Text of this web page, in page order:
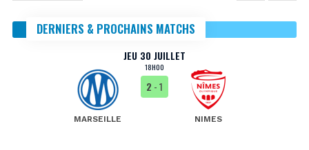
DERNIERS & PROCHAINS MATCHS
JEU 30 JUILLET
18H00
MARSEILLE
2 - 1
NIMES